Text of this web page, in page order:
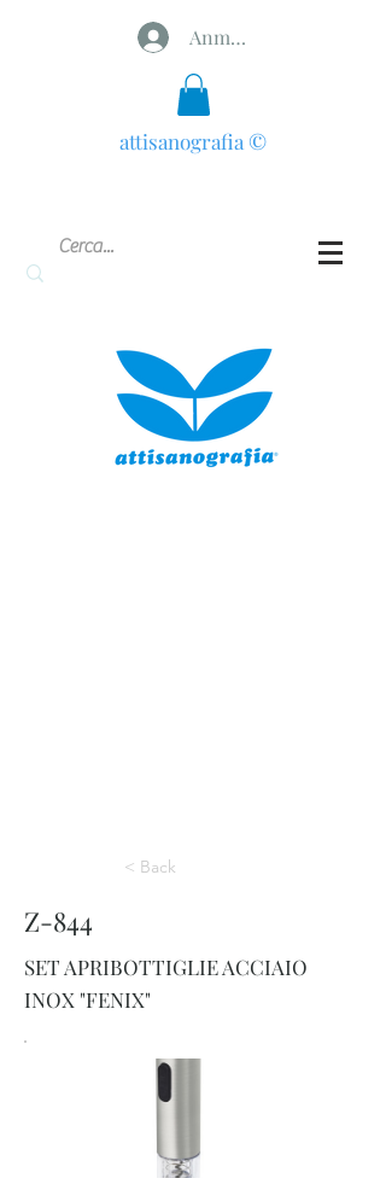
Anmelden
attisanografia ©
< Back
Z-844
SET APRIBOTTIGLIE ACCIAIO
INOX "FENIX"